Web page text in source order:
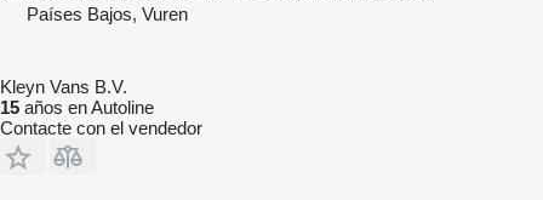
Países Bajos, Vuren
Kleyn Vans B.V.
15 años en Autoline
Contacte con el vendedor